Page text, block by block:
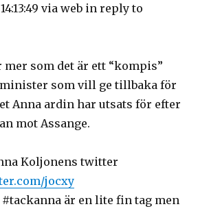
14:13:49 via web in reply to
mer som det är ett “kompis”
som vill ge tillbaka för
Anna ardin har utsats för efter
mot Assange.
Koljonens twitter
jocxy
#tackanna är en lite fin tag men